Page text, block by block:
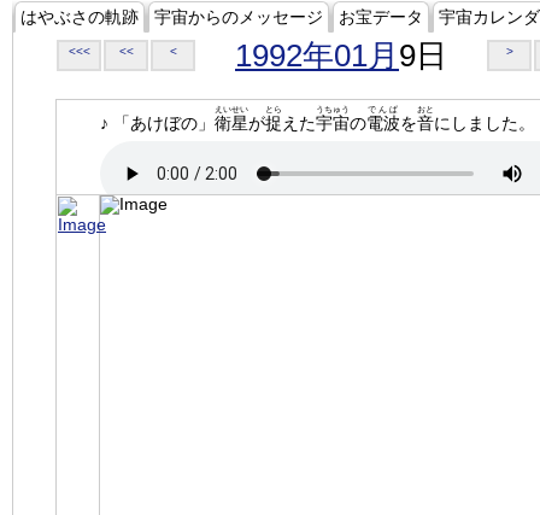
はやぶさの軌跡 宇宙からのメッセージ お宝データ 宇宙カレン
<<< << < 1992年01月 9日 >
♪ 「あけぼの」 衛星
えいせい
が捉
とら
えた宇宙
うちゅう
の電波
でんぱ
を音
おと
にしました。